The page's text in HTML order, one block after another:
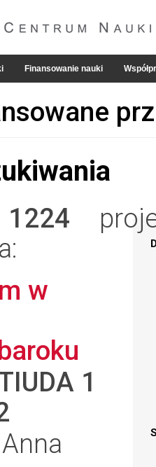
Finansowanie nauki
1224
w
1